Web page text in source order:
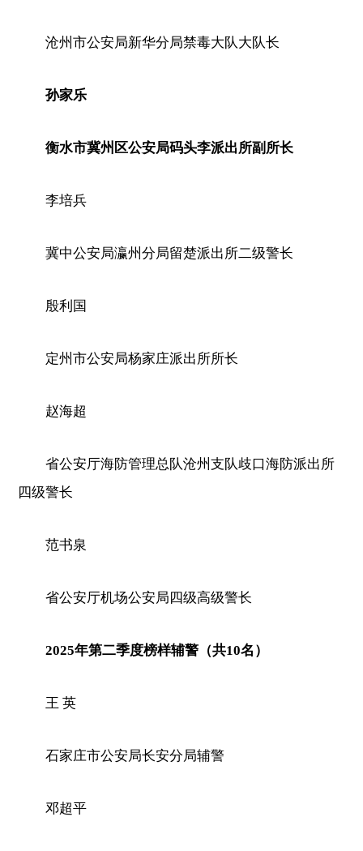
沧州市公安局新华分局禁毒大队大队长
孙家乐
衡水市冀州区公安局码头李派出所副所长
李培兵
冀中公安局瀛州分局留楚派出所二级警长
殷利国
定州市公安局杨家庄派出所所长
赵海超
省公安厅海防管理总队沧州支队歧口海防派出所
四级警长
范书泉
省公安厅机场公安局四级高级警长
2025年第二季度榜样辅警（共10名）
王 英
石家庄市公安局长安分局辅警
邓超平